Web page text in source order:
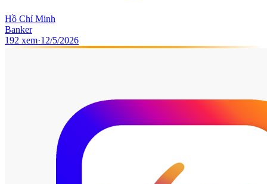
Hồ Chí Minh
Banker
192 xem·12/5/2026